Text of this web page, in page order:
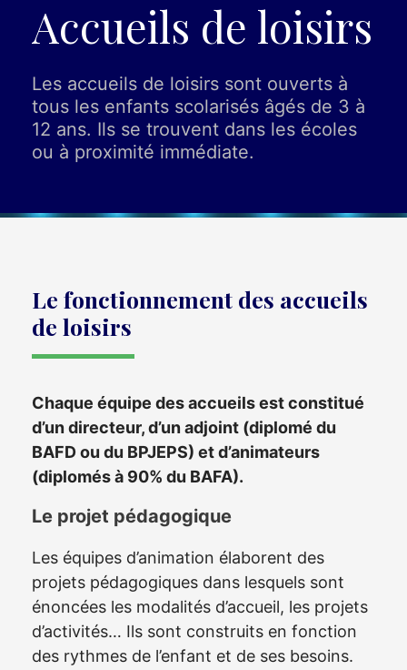
Accueils de loisirs​​
Les accueils de loisirs sont ouverts à
tous les enfants scolarisés âgés de 3 à
12 ans. Ils se trouvent dans les écoles
ou à proximité immédiate.
Le fonctionnement des accueils
de loisirs
Chaque équipe des accueils est constitué
d’un directeur, d’un adjoint (diplomé du
BAFD ou du BPJEPS) et d’animateurs
(diplomés à 90% du BAFA).
Le projet pédagogique
Les équipes d’animation élaborent des
projets pédagogiques dans lesquels sont
énoncées les modalités d’accueil, les projets
d’activités… Ils sont construits en fonction
des rythmes de l’enfant et de ses besoins.